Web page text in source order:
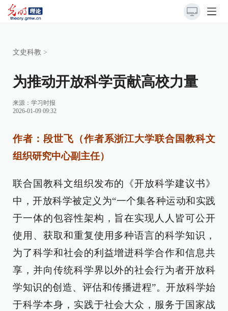
文史科教 >
为推动开放科学贡献高校力量
来源： 学习时报
2026-01-09 09:32
作者：段世飞（作者系浙江大学联合国教科文
组织研究中心副主任）
联合国教科文组织发布的《开放科学建议书》
中，开放科学被定义为“一个集各种运动和实践
于一体的包容性架构，旨在实现人人皆可公开
使用、获取和重复使用多种语言的科学知识，
为了科学和社会的利益增进科学合作和信息共
享，并向传统科学界以外的社会行为者开放科
学知识的创造、评估和传播进程”。开放科学始
于科学本身，实践于社会大众，服务于国家战